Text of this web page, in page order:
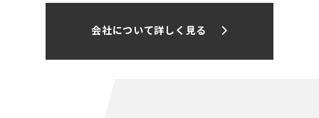
ABOUT US
会社について詳しく見る